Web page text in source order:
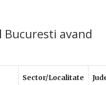
avand
Sector/Localitate